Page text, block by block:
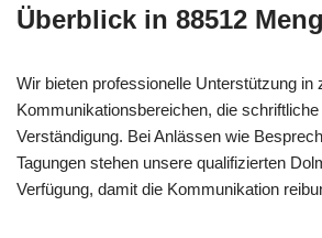
Überblick in 88512
Wir bieten professionelle Unterstützung in
Kommunikationsbereichen, die
Verständigung. Bei Anlässen wie
Tagungen stehen unsere qualifizierten
Verfügung, damit die Kommunikation